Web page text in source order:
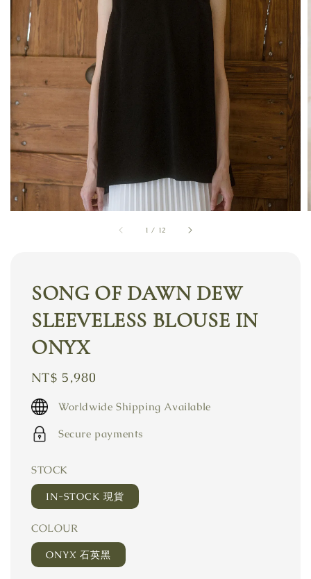
1 / 12
SONG OF DAWN DEW
SLEEVELESS BLOUSE IN
ONYX
Regular
price
NT$ 5,980
Worldwide Shipping Available
Secure payments
STOCK
IN-STOCK 現貨
COLOUR
ONYX 石英黑